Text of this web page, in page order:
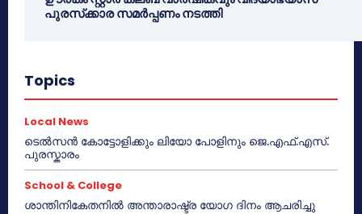
പുരസ്‌ക്കാര സമർപ്പണം നടത്തി
Topics
Local News
ടെൽസൻ കോട്ടോളിക്കും ലിയോ പോളിനും ജെ.എഫ്.എസ്.
പുരസ്കാരം
School & College
ശാന്തിനികേതനിൽ അന്താരാഷ്ട്ര യോഗ ദിനം ആചരിച്ചു